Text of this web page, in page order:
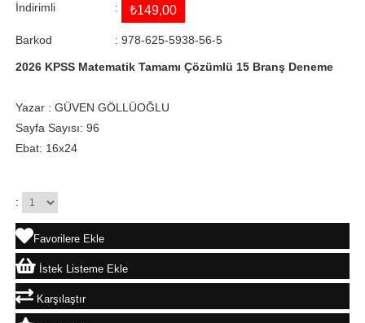
İndirimli : ₺149,00
Barkod : 978-625-5938-56-5
2026 KPSS Matematik Tamamı Çözümlü 15 Branş Deneme
Yazar : GÜVEN GÖLLÜOĞLU
Sayfa Sayısı: 96
Ebat: 16x24
:
Favorilere Ekle
İstek Listeme Ekle
Karşılaştır